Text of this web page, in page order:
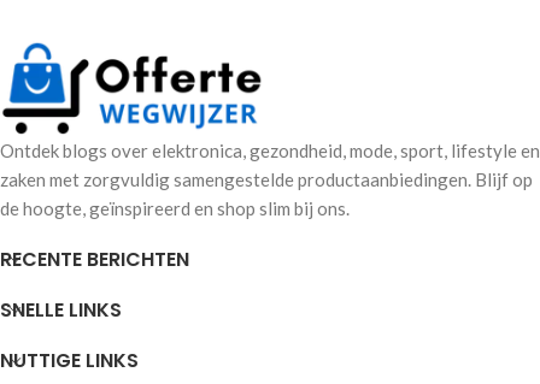
Ontdek blogs over elektronica, gezondheid, mode, sport, lifestyle en
zaken met zorgvuldig samengestelde productaanbiedingen. Blijf op
de hoogte, geïnspireerd en shop slim bij ons.
RECENTE BERICHTEN
SNELLE LINKS
NUTTIGE LINKS